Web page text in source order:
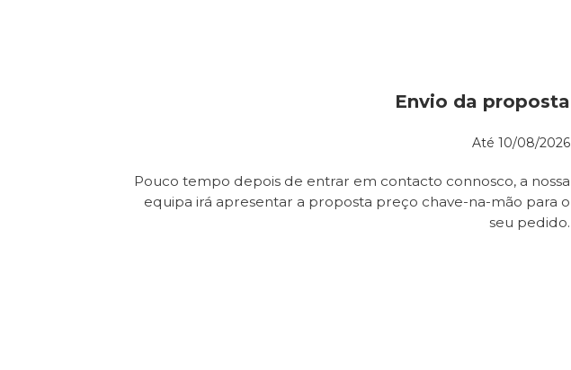
Envio da proposta
Até 10/08/2026
Pouco tempo depois de entrar em contacto connosco, a nossa
equipa irá apresentar a proposta preço chave-na-mão para o
seu pedido.